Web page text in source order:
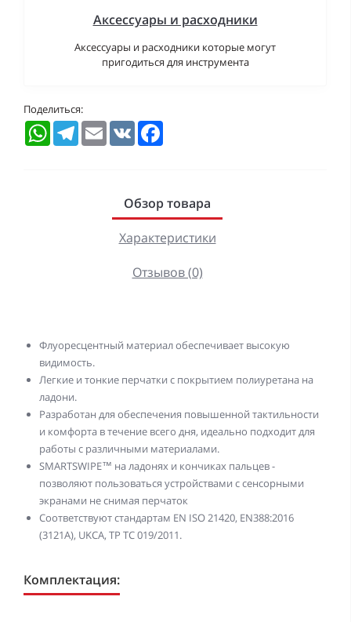
Аксессуары и расходники
Аксессуары и расходники которые могут
пригодиться для инструмента
Поделиться:
WhatsAppTelegramEmail VK
Обзор товара
Характеристики
Отзывов (0)
Флуоресцентный материал обеспечивает высокую
видимость.
Легкие и тонкие перчатки с покрытием полиуретана на
ладони.
Разработан для обеспечения повышенной тактильности
и комфорта в течение всего дня, идеально подходит для
работы с различными материалами.
SMARTSWIPE™ на ладонях и кончиках пальцев -
позволяют пользоваться устройствами с сенсорными
экранами не снимая перчаток
Соответствуют стандартам EN ISO 21420, EN388:2016
(3121A), UKCA, ТР ТС 019/2011.
Комплектация: